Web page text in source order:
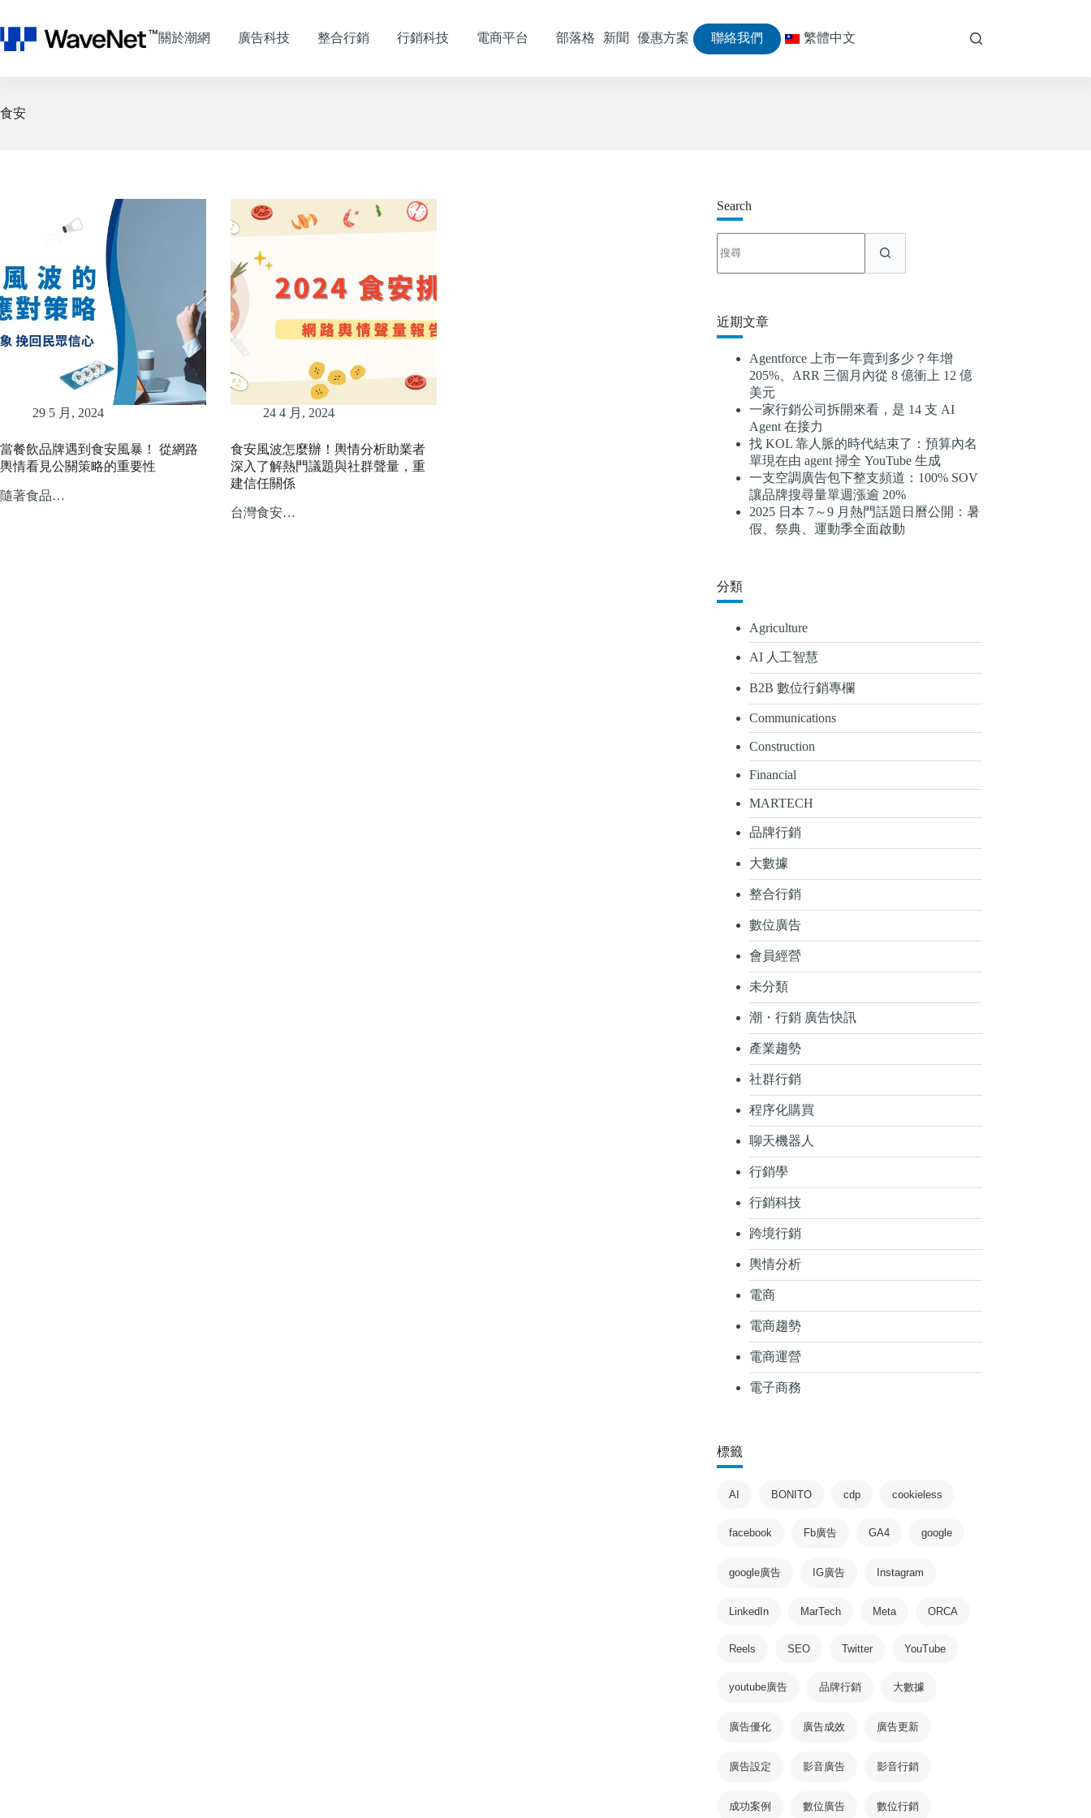
至
主
關於潮網 廣告科技 整合行銷 行銷科技 電商平台 部落格 新聞 優惠方案 聯絡我們 繁體中文
食安
29 5 月, 2024
當餐飲品牌遇到食安風暴！ 從網路
輿情看見公關策略的重要性
隨著食品…
24 4 月, 2024
食安風波怎麼辦！輿情分析助業者
深入了解熱門議題與社群聲量，重
建信任關係
台灣食安…
Search
不
到
條
件
近期文章
Agentforce 上市一年賣到多少？年增
205%、ARR 三個月內從 8 億衝上 12 億
美元
一家行銷公司拆開來看，是 14 支 AI
Agent 在接力
找 KOL 靠人脈的時代結束了：預算內名
單現在由 agent 掃全 YouTube 生成
一支空調廣告包下整支頻道：100% SOV
讓品牌搜尋量單週漲逾 20%
2025 日本 7～9 月熱門話題日曆公開：暑
假、祭典、運動季全面啟動
分類
Agriculture
AI 人工智慧
B2B 數位行銷專欄
Communications
Construction
Financial
MARTECH
品牌行銷
大數據
整合行銷
數位廣告
會員經營
未分類
潮・行銷 廣告快訊
產業趨勢
社群行銷
程序化購買
聊天機器人
行銷學
行銷科技
跨境行銷
輿情分析
電商
電商趨勢
電商運營
電子商務
標籤
AI BONITO cdp cookieless
facebook Fb廣告 GA4 google
google廣告 IG廣告 Instagram
LinkedIn MarTech Meta ORCA
Reels SEO Twitter YouTube
youtube廣告 品牌行銷 大數據
廣告優化 廣告成效 廣告更新
廣告設定 影音廣告 影音行銷
成功案例 數位廣告 數位行銷